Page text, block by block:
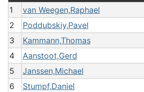
1 van Weegen,Raphael
2
Poddubskiy,Pavel
3
Kammann,Thomas
4
Aanstoot,Gerd
5
Janssen,Michael
6
Stumpf,Daniel